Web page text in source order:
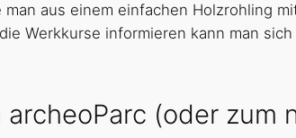
aus einem einfachen Holzrohling
Werkkurse informieren kann man
(oder zum